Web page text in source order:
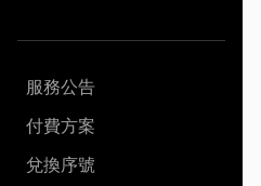
服務公告
付費方案
兌換序號